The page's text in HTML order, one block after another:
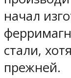
начал
стали,
прежней.